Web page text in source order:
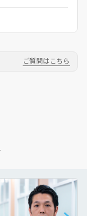
ご質問はこちら